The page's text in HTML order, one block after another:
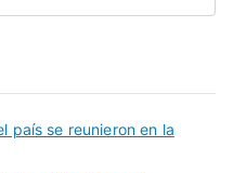
país se reunieron en la